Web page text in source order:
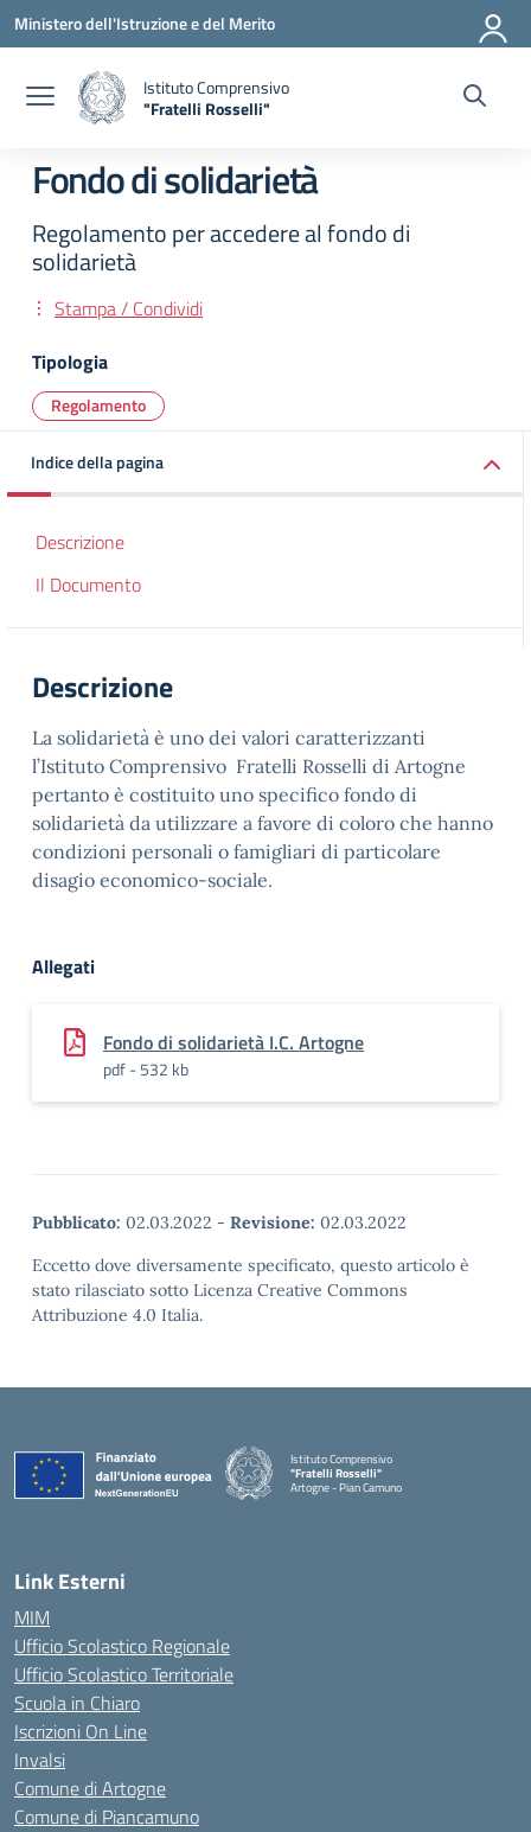
Vai ai contenuti
Vai al menu di navigazione
Vai al footer
Ministero dell'Istruzione e del Merito
Istituto Comprensivo
"Fratelli Rosselli"
Fondo di solidarietà
Regolamento per accedere al fondo di
solidarietà
Stampa / Condividi
Tipologia
Regolamento
Indice della pagina
Descrizione
Il Documento
Descrizione
La solidarietà è uno dei valori caratterizzanti
l’Istituto Comprensivo Fratelli Rosselli di Artogne
pertanto è costituito uno specifico fondo di
solidarietà da utilizzare a favore di coloro che hanno
condizioni personali o famigliari di particolare
disagio economico-sociale.
Allegati
Fondo di solidarietà I.C. Artogne
pdf - 532 kb
Pubblicato: 02.03.2022 - Revisione: 02.03.2022
Eccetto dove diversamente specificato, questo articolo è
stato rilasciato sotto Licenza Creative Commons
Attribuzione 4.0 Italia.
Istituto Comprensivo
"Fratelli Rosselli"
Artogne - Pian Camuno
— Visita la pagina iniziale della scuola
Link Esterni
MIM
Ufficio Scolastico Regionale
Ufficio Scolastico Territoriale
Scuola in Chiaro
Iscrizioni On Line
Invalsi
Comune di Artogne
Comune di Piancamuno